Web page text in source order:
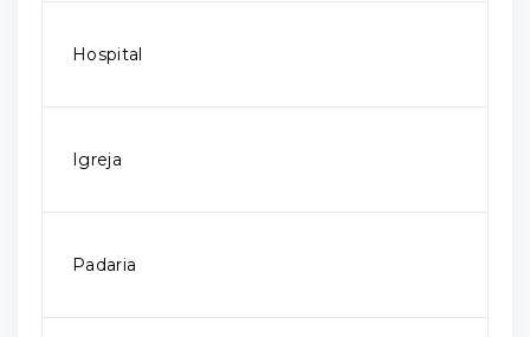
Hospital
Igreja
Padaria